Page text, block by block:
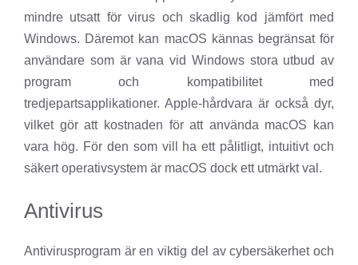
mindre utsatt för virus och skadlig kod jämfört med
Windows. Däremot kan macOS kännas begränsat för
användare som är vana vid Windows stora utbud av
program och kompatibilitet med
tredjepartsapplikationer. Apple-hårdvara är också dyr,
vilket gör att kostnaden för att använda macOS kan
vara hög. För den som vill ha ett pålitligt, intuitivt och
säkert operativsystem är macOS dock ett utmärkt val.
Antivirus
Antivirusprogram är en viktig del av cybersäkerhet och